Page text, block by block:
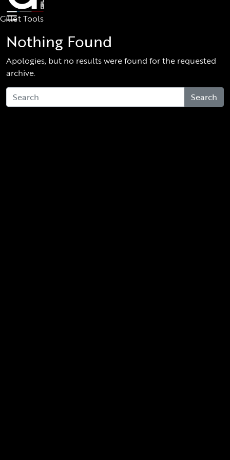
Skip to main content
Gillet Tools
Nothing Found
Apologies, but no results were found for the requested
archive.
Search